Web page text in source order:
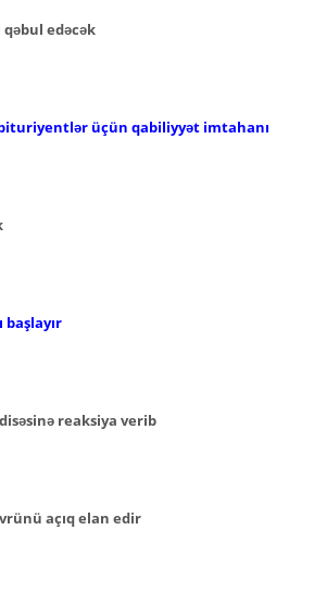
qəbul edəcək
üçün qabiliyyət imtahanı
reaksiya verib
açıq elan edir